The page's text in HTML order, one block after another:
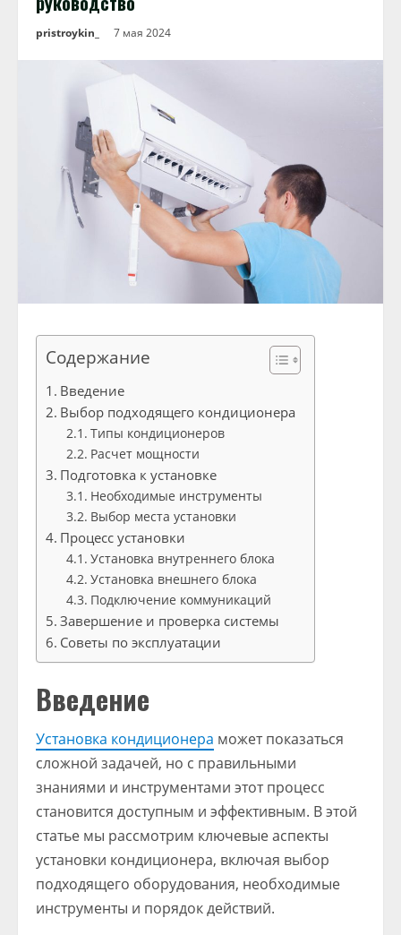
pristroykin_ 7 мая 2024
Содержание
Введение
Выбор подходящего кондиционера
Типы кондиционеров
Расчет мощности
Подготовка к установке
Необходимые инструменты
Выбор места установки
Процесс установки
Установка внутреннего блока
Установка внешнего блока
Подключение коммуникаций
Завершение и проверка системы
Советы по эксплуатации
Введение
Установка кондиционера может показаться
сложной задачей, но с правильными
знаниями и инструментами этот процесс
становится доступным и эффективным. В этой
статье мы рассмотрим ключевые аспекты
установки кондиционера, включая выбор
подходящего оборудования, необходимые
инструменты и порядок действий.